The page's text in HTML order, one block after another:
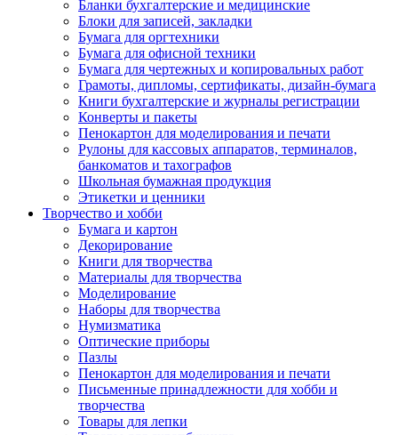
Бланки бухгалтерские и медицинские
Блоки для записей, закладки
Бумага для оргтехники
Бумага для офисной техники
Бумага для чертежных и копировальных работ
Грамоты, дипломы, сертификаты, дизайн-бумага
Книги бухгалтерские и журналы регистрации
Конверты и пакеты
Пенокартон для моделирования и печати
Рулоны для кассовых аппаратов, терминалов,
банкоматов и тахографов
Школьная бумажная продукция
Этикетки и ценники
Творчество и хобби
Бумага и картон
Декорирование
Книги для творчества
Материалы для творчества
Моделирование
Наборы для творчества
Нумизматика
Оптические приборы
Пазлы
Пенокартон для моделирования и печати
Письменные принадлежности для хобби и
творчества
Товары для лепки